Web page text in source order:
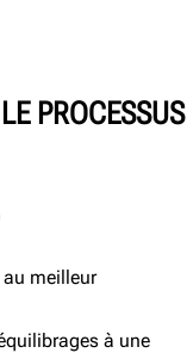
PROCESSUS
meilleur
à une